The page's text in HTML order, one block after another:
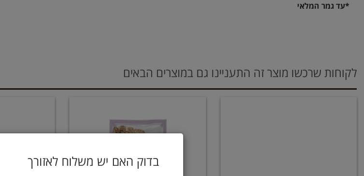
בדוק האם יש משלוח לאזורך
*עד גמר המלאי
לקוחות שרכשו מוצר זה התעניינו גם במוצרים הבאים